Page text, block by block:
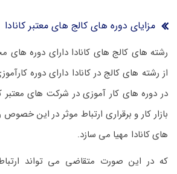
مزایای دوره های کالج های معتبر کانادا
رشته های کالج های کانادا دارای دوره های
از رشته های کالج در کانادا دارای دوره
در دوره های کار آموزی در شرکت های معتبر
بازار کار و برقراری ارتباط موثر در این
های کانادا مهیا می سازد.
که در این صورت متقاضی می تواند